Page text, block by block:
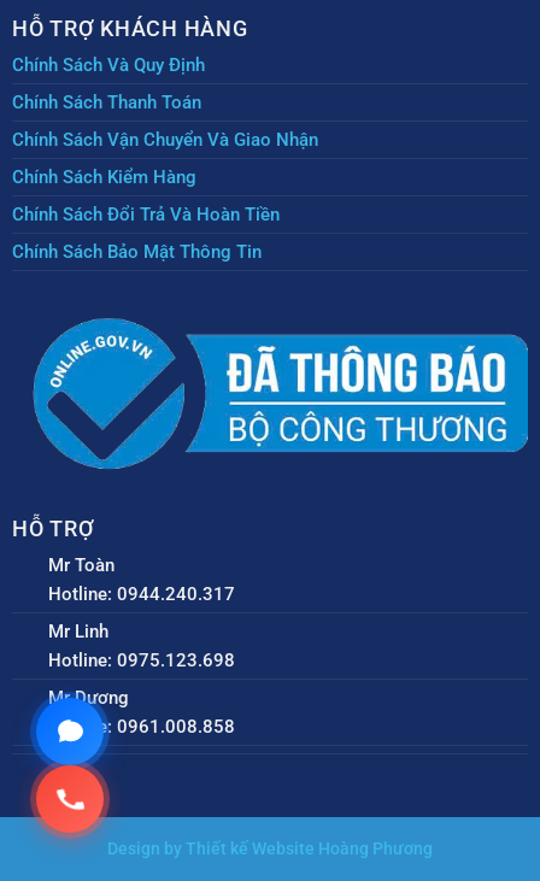
HỖ TRỢ KHÁCH HÀNG
Chính Sách Và Quy Định
Chính Sách Thanh Toán
Chính Sách Vận Chuyển Và Giao Nhận
Chính Sách Kiểm Hàng
Chính Sách Đổi Trả Và Hoàn Tiền
Chính Sách Bảo Mật Thông Tin
HỖ TRỢ
Mr Toàn
Hotline: 0944.240.317
Mr Linh
Hotline: 0975.123.698
Mr Dương
Hotline: 0961.008.858
Design by Thiết kế Website Hoàng Phương